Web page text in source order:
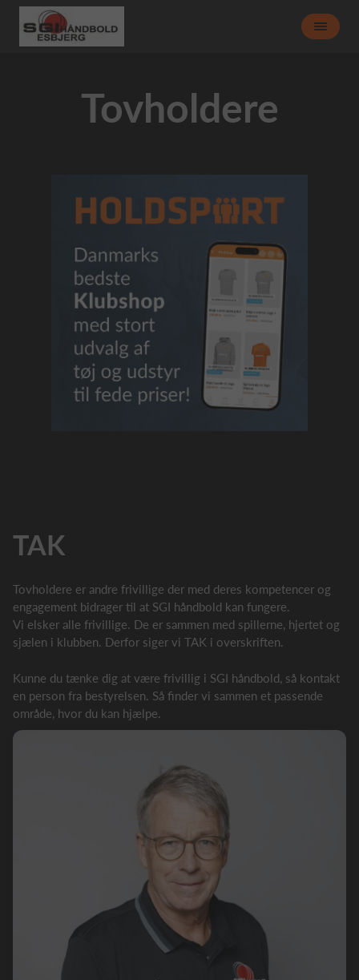
Tovholdere
TAK
Tovholdere er andre frivillige der med deres kompetencer og
engagement bidrager til at SGI håndbold kan fungere.
Vi elsker alle frivillige. De er sammen med spillerne, hjertet og
sjælen i klubben. Derfor siger vi TAK i overskriften.
Kunne du tænke dig at være frivillig i SGI håndbold, så kontakt
en person fra bestyrelsen. Så finder vi sammen et passende
område, hvor du kan hjælpe.